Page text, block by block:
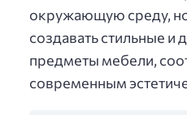
окружающую среду,
создавать стильные и
предметы мебели,
современным